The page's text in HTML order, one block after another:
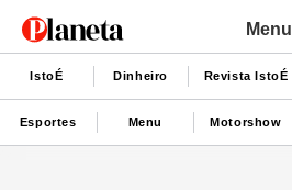
Menu
IstoÉ Dinheiro Revista IstoÉ
Esportes Menu Motorshow